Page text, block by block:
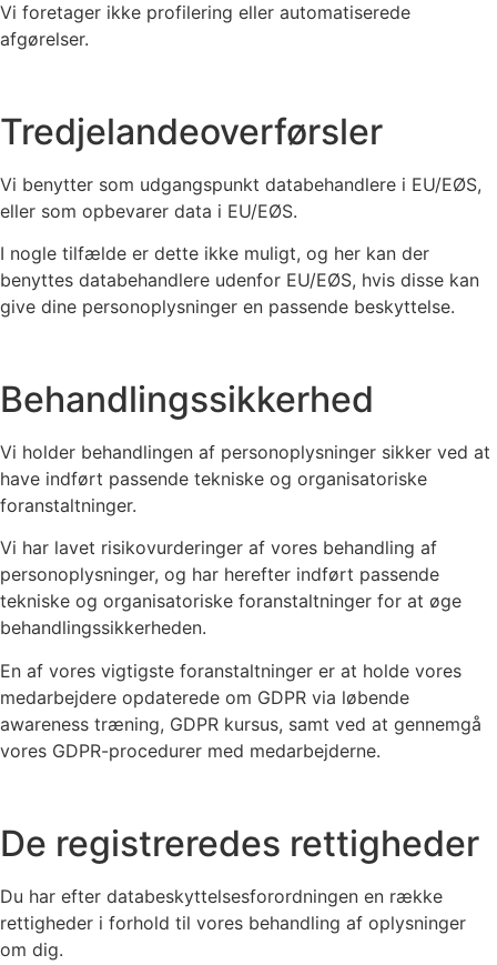
Vi foretager ikke profilering eller automatiserede
afgørelser.
Tredjelandeoverførsler
Vi benytter som udgangspunkt databehandlere i EU/EØS,
eller som opbevarer data i EU/EØS.
I nogle tilfælde er dette ikke muligt, og her kan der
benyttes databehandlere udenfor EU/EØS, hvis disse kan
give dine personoplysninger en passende beskyttelse.
Behandlingssikkerhed
Vi holder behandlingen af personoplysninger sikker ved at
have indført passende tekniske og organisatoriske
foranstaltninger.
Vi har lavet risikovurderinger af vores behandling af
personoplysninger, og har herefter indført passende
tekniske og organisatoriske foranstaltninger for at øge
behandlingssikkerheden.
En af vores vigtigste foranstaltninger er at holde vores
medarbejdere opdaterede om GDPR via løbende
awareness træning, GDPR kursus, samt ved at gennemgå
vores GDPR-procedurer med medarbejderne.
De registreredes rettigheder
Du har efter databeskyttelsesforordningen en række
rettigheder i forhold til vores behandling af oplysninger
om dig.